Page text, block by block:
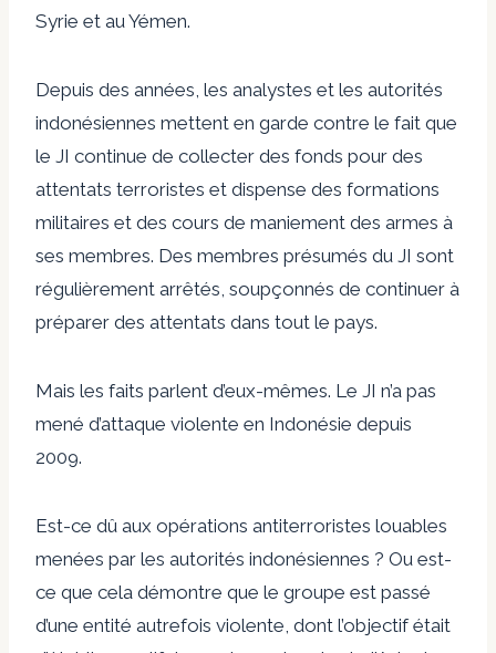
Syrie et au Yémen.
Depuis des années, les analystes et les autorités
indonésiennes mettent en garde contre le fait que
le JI continue de collecter des fonds pour des
attentats terroristes et dispense des formations
militaires et des cours de maniement des armes à
ses membres. Des membres présumés du JI sont
régulièrement arrêtés, soupçonnés de continuer à
préparer des attentats dans tout le pays.
Mais les faits parlent d’eux-mêmes. Le JI n’a pas
mené d’attaque violente en Indonésie depuis
2009.
Est-ce dû aux opérations antiterroristes louables
menées par les autorités indonésiennes ? Ou est-
ce que cela démontre que le groupe est passé
d’une entité autrefois violente, dont l’objectif était